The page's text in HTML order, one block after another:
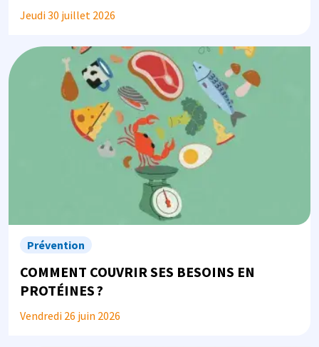
Jeudi 30 juillet 2026
Image
Prévention
COMMENT COUVRIR SES BESOINS EN
PROTÉINES ?
Vendredi 26 juin 2026